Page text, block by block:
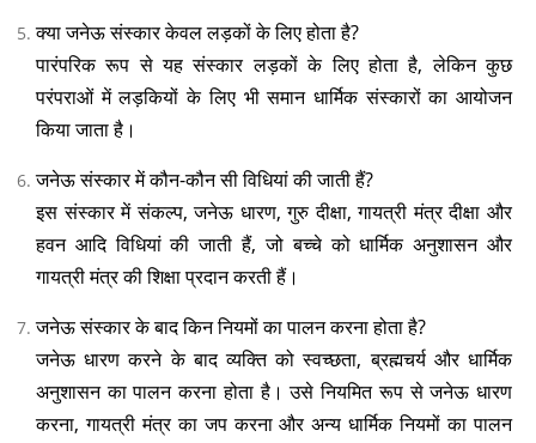
क्या जनेऊ संस्कार केवल लड़कों के लिए होता है?
पारंपरिक रूप से यह संस्कार लड़कों के लिए होता है, लेकिन कुछ
परंपराओं में लड़कियों के लिए भी समान धार्मिक संस्कारों का आयोजन
किया जाता है।
जनेऊ संस्कार में कौन-कौन सी विधियां की जाती हैं?
इस संस्कार में संकल्प, जनेऊ धारण, गुरु दीक्षा, गायत्री मंत्र दीक्षा और
हवन आदि विधियां की जाती हैं, जो बच्चे को धार्मिक अनुशासन और
गायत्री मंत्र की शिक्षा प्रदान करती हैं।
जनेऊ संस्कार के बाद किन नियमों का पालन करना होता है?
जनेऊ धारण करने के बाद व्यक्ति को स्वच्छता, ब्रह्मचर्य और धार्मिक
अनुशासन का पालन करना होता है। उसे नियमित रूप से जनेऊ धारण
करना, गायत्री मंत्र का जप करना और अन्य धार्मिक नियमों का पालन